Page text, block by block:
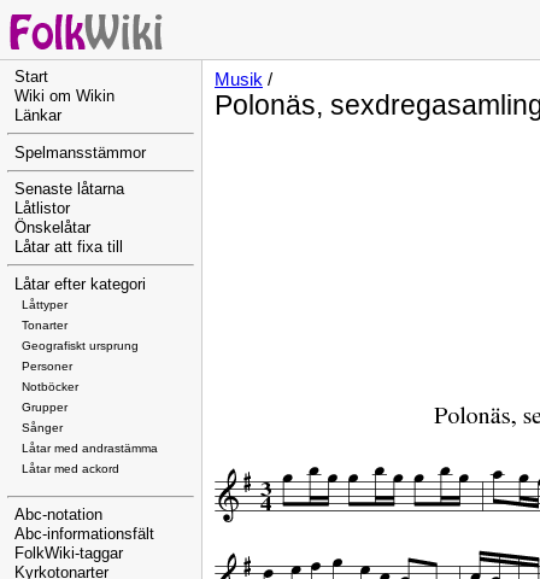
Start
Wiki om Wikin
Länkar
Spelmansstämmor
Senaste låtarna
Låtlistor
Önskelåtar
Låtar att fixa till
Låtar efter kategori
Låttyper
Tonarter
Geografiskt ursprung
Personer
Notböcker
Grupper
Sånger
Låtar med andrastämma
Låtar med ackord
Abc-notation
Abc-informationsfält
FolkWiki-taggar
Kyrkotonarter
Musik /
Polonäs,